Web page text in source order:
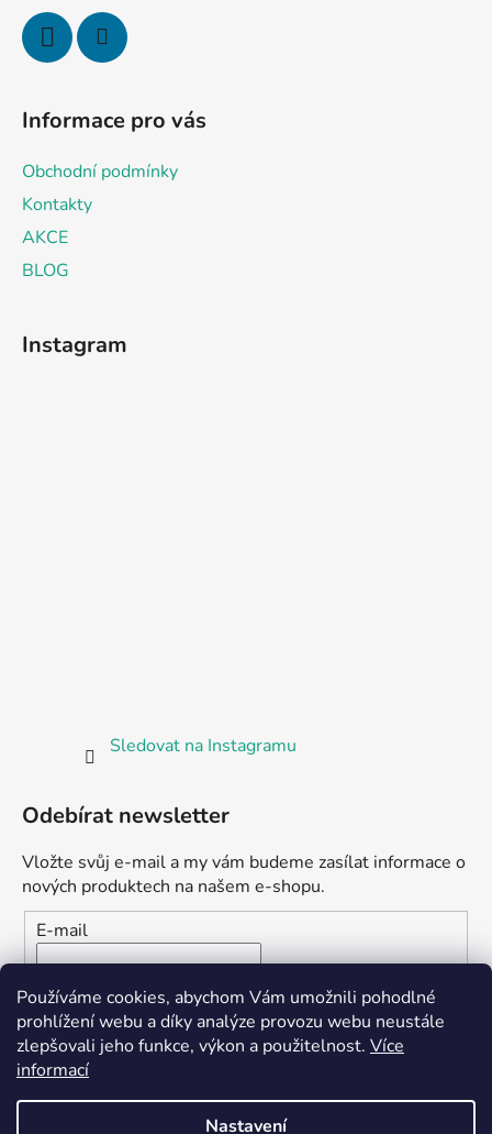
Používáme cookies, abychom Vám umožnili pohodlné
prohlížení webu a díky analýze provozu webu neustále
zlepšovali jeho funkce, výkon a použitelnost. Více
informací
Nastavení
Informace pro vás
Obchodní podmínky
Kontakty
AKCE
BLOG
Instagram
Sledovat na Instagramu
Odebírat newsletter
Vložte svůj e-mail a my vám budeme zasílat informace o
nových produktech na našem e-shopu.
E-mail
Vložením e-mailu souhlasíte s
podmínkami ochrany
osobních údajů
PŘIHLÁSIT SE